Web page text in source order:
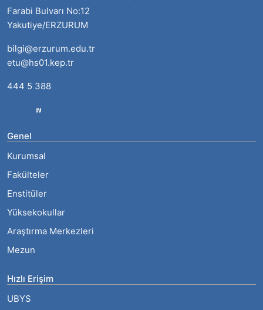
Farabi Bulvarı No:12
Yakutiye/ERZURUM
bilgi@erzurum.edu.tr
etu@hs01.kep.tr
444 5 388
Genel
Kurumsal
Fakülteler
Enstitüler
Yüksekokullar
Araştırma Merkezleri
Mezun
Hızlı Erişim
UBYS